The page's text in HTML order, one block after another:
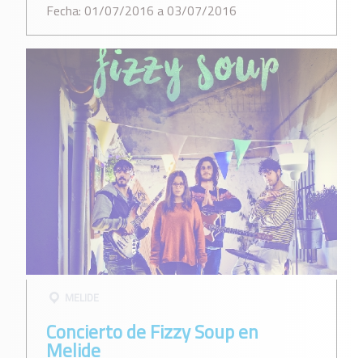
Fecha: 01/07/2016 a 03/07/2016
Concierto de Fizzy Soup en
Melide